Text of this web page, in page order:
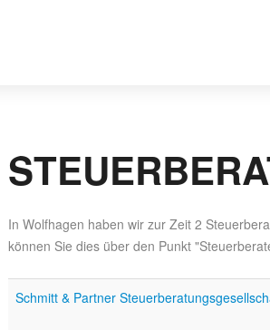
In Wolfhagen haben wir zur Zeit 2
können Sie dies über den Punkt
Schmitt & Partner